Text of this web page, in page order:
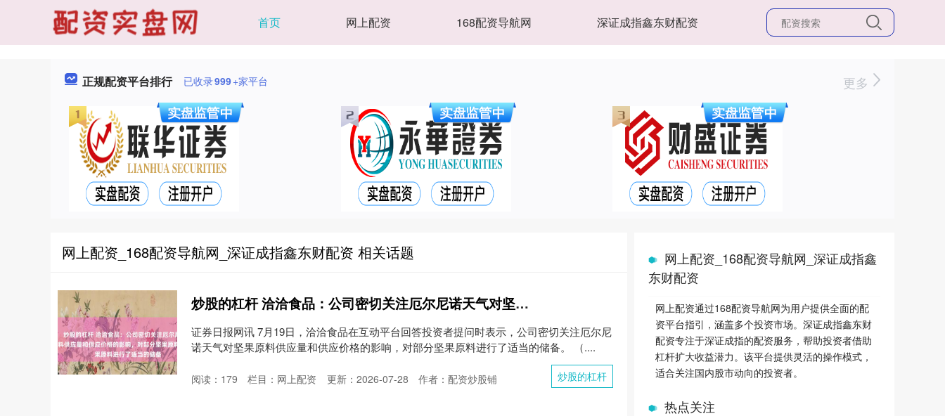
首页 网上配资 168配资导航网 深证成指鑫东财配资
正规配资平台排行 已收录999+家平台 更多
网上配资_168配资导航网_深证成指鑫东财配资 相关话题
炒股的杠杆 洽洽食品：公司密切关注厄尔尼诺天气对坚果原料供应量和供应价格的影响，对部分坚果原料进行了适当的储备
证券日报网讯 7月19日，洽洽食品在互动平台回答投资者提问时表示，公司密切关注厄尔尼
诺天气对坚果原料供应量和供应价格的影响，对部分坚果原料进行了适当的储备。 （....
炒股的杠杆
更新：2026-07-28 作者：配资炒股铺
阅读： 179 栏目： 网上配资
网上配资_168配资导航网_深证成指鑫
东财配资
网上配资通过168配资导航网为用户提供全面的配
资平台指引，涵盖多个投资市场。深证成指鑫东财
配资专注于深证成指的配资服务，帮助投资者借助
杠杆扩大收益潜力。该平台提供灵活的操作模式，
适合关注国内股市动向的投资者。
热点关注